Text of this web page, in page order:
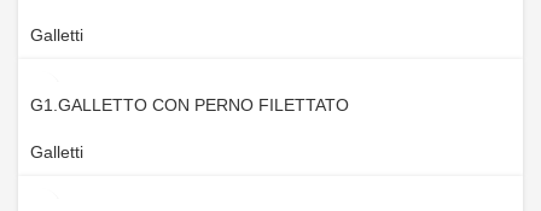
Galletti
G1.GALLETTO CON PERNO FILETTATO
Galletti